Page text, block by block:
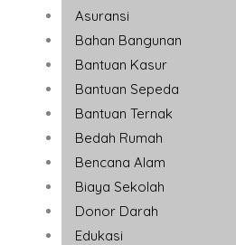
Asuransi
Bahan Bangunan
Bantuan Kasur
Bantuan Sepeda
Bantuan Ternak
Bedah Rumah
Bencana Alam
Biaya Sekolah
Donor Darah
Edukasi